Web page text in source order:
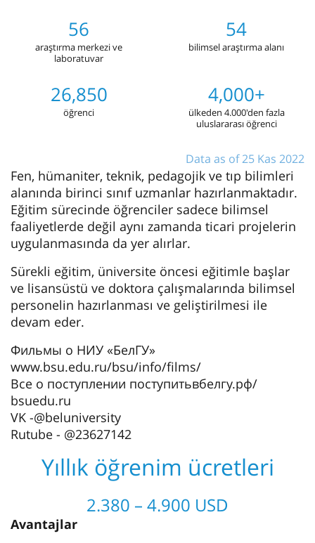
56
araştırma merkezi ve
laboratuvar
54
bilimsel araştırma alanı
26,850
öğrenci
4,000+
ülkeden 4.000'den fazla
uluslararası öğrenci
Data as of 25 Kas 2022
Fen, hümaniter, teknik, pedagojik ve tıp bilimleri
alanında birinci sınıf uzmanlar hazırlanmaktadır.
Eğitim sürecinde öğrenciler sadece bilimsel
faaliyetlerde değil aynı zamanda ticari projelerin
uygulanmasında da yer alırlar.
Sürekli eğitim, üniversite öncesi eğitimle başlar
ve lisansüstü ve doktora çalışmalarında bilimsel
personelin hazırlanması ve geliştirilmesi ile
devam eder.
Фильмы о НИУ «БелГУ»
www.bsu.edu.ru/bsu/info/films/
Все о поступлении поступитьвбелгу.рф/
bsuedu.ru
VK -@beluniversity
Rutube - @23627142
Yıllık öğrenim ücretleri
2.380 – 4.900 USD
Avantajlar